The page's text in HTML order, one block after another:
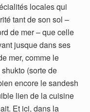
locales qui
tant de son sol –
de mer – que celle
jusque dans ses
mer, comme le
(sorte de
encore le sandesh
lien de la cuisine
Et ici, dans la